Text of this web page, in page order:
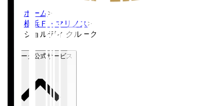
ホーム >
横浜Ｆ・マリノス>
ジョルディ クルークス
Ｊリーグ公式サービス